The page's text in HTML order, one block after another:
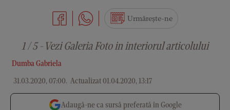
Dumba Gabriela
31.03.2020, 07:00. Actualizat 01.04.2020, 13:17
Urmărește-ne
1 / 5 - Vezi Galeria Foto in interiorul articolului
Adaugă-ne ca sursă preferată în Google